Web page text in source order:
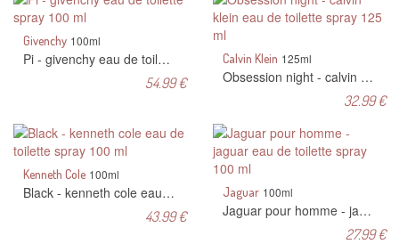
Givenchy 100ml
Pi - givenchy eau de toilette spray 100 ml
54.99 €
Calvin Klein 125ml
Obsession night - calvin klein eau de toilette spray 125 ml
32.99 €
Kenneth Cole 100ml
Black - kenneth cole eau de toilette spray 100 ml
43.99 €
Jaguar 100ml
Jaguar pour homme - jaguar eau de toilette spray 100 ml
27.99 €